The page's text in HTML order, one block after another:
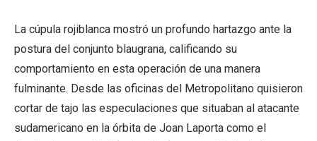
La cúpula rojiblanca mostró un profundo hartazgo ante la
postura del conjunto blaugrana, calificando su
comportamiento en esta operación de una manera
fulminante. Desde las oficinas del Metropolitano quisieron
cortar de tajo las especulaciones que situaban al atacante
sudamericano en la órbita de Joan Laporta como el